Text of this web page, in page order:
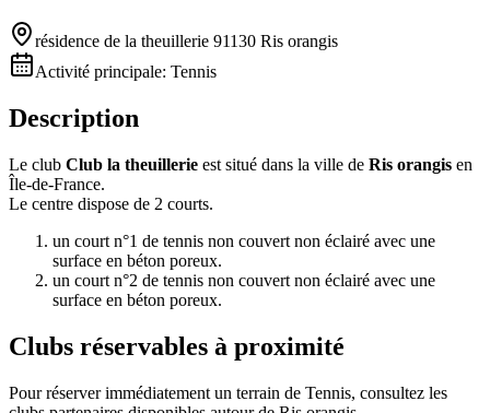
résidence de la theuillerie 91130 Ris orangis
Activité principale: Tennis
Description
Le club Club la theuillerie est situé dans la ville de Ris orangis en
Île-de-France.
Le centre dispose de 2 courts.
un court n°1 de tennis non couvert non éclairé avec une
surface en béton poreux.
un court n°2 de tennis non couvert non éclairé avec une
surface en béton poreux.
Clubs réservables à proximité
Pour réserver immédiatement un terrain de Tennis, consultez les